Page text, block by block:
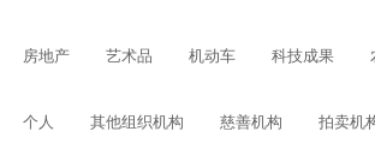
房地产 艺术品 机动车 科技成果
个人 其他组织机构 慈善机构 拍卖机